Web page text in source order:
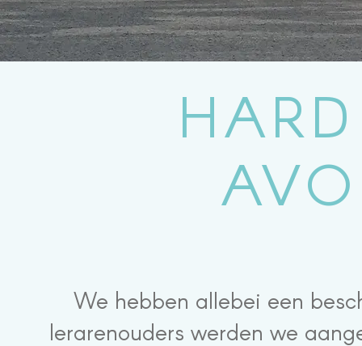
We hebben allebei een
lerarenouders werden we